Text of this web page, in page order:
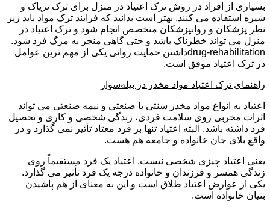
بسیاری از افراد در روش ترک اعتیاد در منزل برای ترک تریاک و
شیره استفاده می کنند. بهتر است بدانید که فرایند ترک مواد باید زیر
نظر پزشکان و روانپزشکان متخصص انجام شود و ترک اعتیاد در
منزل می تواند خطرناک باشد و حتی گاهی منجر به مرگ فرد شود.
drug-rehabilitationداشتن حمایت روانی یکی از مهم ترین عوامل
در ترک اعتیاد موفق است.
راهنمای ترک اعتیاد مواد مخدر در بیله‌سوار
اعتیاد به انواع مواد مخدر سنتی یا صنعتی و نیمه صنعتی می تواند
اثرات مخربی روی سلامت فردی، زندگی شخصی و کاری و تحصیل
فرد داشته باشد. البته اعتیاد تنها بر فرد معتاد تأثیر نمی گذارد و در
واقع بلای جان خانواده و جامعه هم هست.
یعنی اعتیاد چیزی شخصی نیست. اعتیاد یک فرد مستقیماً روی
زندگی همسر و فرزندان و خانواده درجه یک فرد تأثیر می گذارد.
یکی از عوارض اعتیاد طلاق است و این به معنای از هم پاشیدن
بنیان خانواده است.